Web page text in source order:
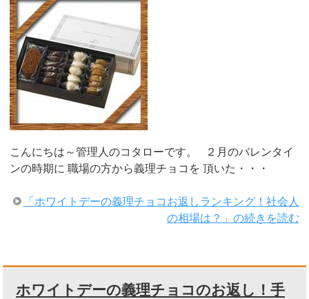
こんにちは～管理人のコタローです。 ２月のバレンタイ
ンの時期に 職場の方から義理チョコを 頂いた・・・
「ホワイトデーの義理チョコお返しランキング！社会人
の相場は？」の続きを読む
ホワイトデーの義理チョコのお返し！手